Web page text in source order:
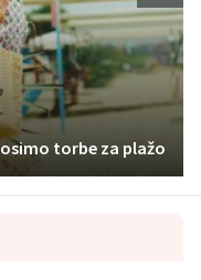
torbe za plažo